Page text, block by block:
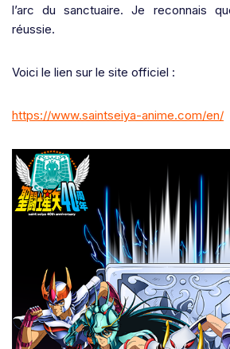
l’arc du sanctuaire. Je reconnais
réussie.
Voici le lien sur le site officiel :
https://www.saintseiya-anime.com/en/